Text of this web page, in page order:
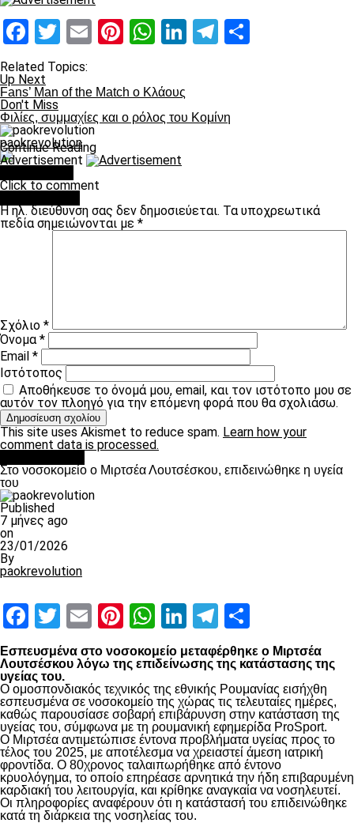
Facebook
Twitter
EmailPinterest
WhatsApp
LinkedIn
Telegram
Related Topics:
Up Next
Fans’ Man of the Match ο Κλάους
Don't Miss
Φιλίες, συμμαχίες και ο ρόλος του Κομίνη
paokrevolution
Continue Reading
Advertisement
Click to comment
Η ηλ. διεύθυνση σας δεν δημοσιεύεται. Τα υποχρεωτικά
πεδία σημειώνονται με *
Σχόλιο *
Όνομα*
Email *
Ιστότοπος
Αποθήκευσε το όνομά μου, email, και τον ιστότοπο μου σε
αυτόν τον πλοηγό για την επόμενη φορά που θα σχολιάσω.
This site uses Akismet to reduce spam. Learn how your
comment data is processed.
Στο νοσοκομείο ο Μιρτσέα Λουτσέσκου, επιδεινώθηκε η υγεία
του
Published
7 μήνες ago
on
23/01/2026
By
paokrevolution
Facebook
Twitter
EmailPinterest
WhatsApp
LinkedIn
Telegram
Εσπευσμένα στο νοσοκομείο μεταφέρθηκε ο Μιρτσέα
Λουτσέσκου λόγω της επιδείνωσης της κατάστασης της
υγείας του.
Ο ομοσπονδιακός τεχνικός της εθνικής Ρουμανίας εισήχθη
εσπευσμένα σε νοσοκομείο της χώρας τις τελευταίες ημέρες,
καθώς παρουσίασε σοβαρή επιβάρυνση στην κατάσταση της
υγείας του, σύμφωνα με τη ρουμανική εφημερίδα ProSport.
Ο Μιρτσέα αντιμετώπισε έντονα προβλήματα υγείας προς το
τέλος του 2025, με αποτέλεσμα να χρειαστεί άμεση ιατρική
φροντίδα. Ο 80χρονος ταλαιπωρήθηκε από έντονο
κρυολόγημα, το οποίο επηρέασε αρνητικά την ήδη επιβαρυμένη
καρδιακή του λειτουργία, και κρίθηκε αναγκαία να νοσηλευτεί.
Οι πληροφορίες αναφέρουν ότι η κατάστασή του επιδεινώθηκε
κατά τη διάρκεια της νοσηλείας του.